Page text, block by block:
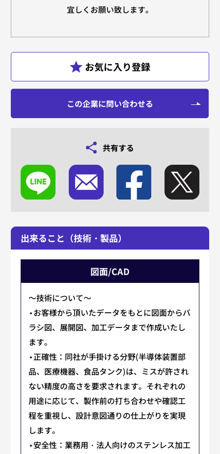
宜しくお願い致します。
この企業に問い合わせる
共有する
出来ること（技術・製品）
図面/CAD
～技術について～
⋆お客様から頂いたデータをもとに図面からバ
ラシ図、展開図、加工データまで作成いたし
ます。
⋆正確性：同社が手掛ける分野(半導体装置部
品、医療機器、食品タンク)は、ミスが許され
ない精度の高さを要求されます。それぞれの
用途に応じて、製作前の打ち合わせや確認工
程を重視し、設計意図通りの仕上がりを実現
します。
⋆安全性：業務用・法人向けのステンレス加工